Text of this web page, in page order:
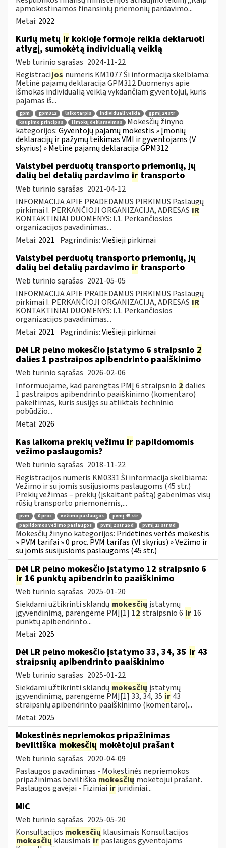
apmokestinamos finansinių priemonių pardavimo...
Metai: 2022
Kurių metų ir kokioje formoje reikia deklaruoti
atlygį, sumokėtą individualią veiklą
Web turinio sąrašas 2024-11-22
Registracijos numeris KM1077 Ši informacija skelbiama:
Metinė pajamų deklaracija GPM312 Duomenys apie
išmokas individualią veiklą vykdančiam gyventojui, kuris
pajamas iš...
gpm gpm312 laikotarpis individuali veikla
gpmį 24 str
kaupimo principas
išmokų deklaravimas
Mokesčių žinyno
kategorijos:Gyventojų pajamų mokestis » Įmonių
deklaracijų ir pažymų teikimas VMI ir gyventojams (V
skyrius) » Metinė pajamų deklaracija GPM312
Valstybei perduotų transporto priemonių, jų
dalių bei detalių pardavimo ir transporto
Web turinio sąrašas 2021-04-12
INFORMACIJA APIE PRADEDAMUS PIRKIMUS Paslaugų
pirkimai I. PERKANČIOJI ORGANIZACIJA, ADRESAS IR
KONTAKTINIAI DUOMENYS: I.1. Perkančiosios
organizacijos pavadinimas...
Metai: 2021 Pagrindinis:Viešieji pirkimai
Valstybei perduotų transporto priemonių, jų
dalių bei detalių pardavimo ir transporto
Web turinio sąrašas 2021-05-05
INFORMACIJA APIE PRADEDAMUS PIRKIMUS Paslaugų
pirkimai I. PERKANČIOJI ORGANIZACIJA, ADRESAS IR
KONTAKTINIAI DUOMENYS: I.1. Perkančiosios
organizacijos pavadinimas...
Metai: 2021 Pagrindinis:Viešieji pirkimai
Dėl LR pelno mokesčio įstatymo 6 straipsnio 2
dalies 1 pastraipos apibendrinto paaiškinimo
Web turinio sąrašas 2026-02-06
Informuojame, kad parengtas PMĮ 6 straipsnio 2 dalies
1 pastraipos apibendrinto paaiškinimo (komentaro)
pakeitimas, kuris susijęs su atliktais techninio
pobūdžio...
Metai: 2026
Kas laikoma prekių vežimu ir papildomomis
vežimo paslaugomis?
Web turinio sąrašas 2018-11-22
Registracijos numeris KM0331 Ši informacija skelbiama:
Vežimo ir su jomis susijusioms paslaugoms (45 str.)
Prekių vežimas – prekių (įskaitant paštą) gabenimas visų
rūšių transporto priemonėmis,...
pvm 0 proc vežimo paslaugos
pvmį 45 str
papildomos vežimo paslaugos
pvmį 2 str 26 d pvmį 13 str 8 d
Mokesčių žinyno kategorijos: Pridėtinės vertės mokestis
» PVM tarifai » 0 proc. PVM tarifas (VI skyrius) » Vežimo ir
su jomis susijusioms paslaugoms (45 str.)
Dėl LR pelno mokesčio įstatymo 12 straipsnio 6
ir 16 punktų apibendrinto paaiškinimo
Web turinio sąrašas 2025-01-20
Siekdami užtikrinti sklandų mokesčių įstatymų
įgyvendinimą, parengėme PMĮ[1] 12straipsnio 6 ir 16
punktų apibendrinto...
Metai: 2025
Dėl LR pelno mokesčio įstatymo 33, 34, 35 ir 43
straipsnių apibendrinto paaiškinimo
Web turinio sąrašas 2025-01-22
Siekdami užtikrinti sklandų mokesčių įstatymų
įgyvendinimą, parengėme PMĮ[1] 33, 34, 35 ir 43
straipsnių apibendrinto paaiškinimo (komentaro)...
Metai: 2025
Mokestinės nepriemokos pripažinimas
beviltiška mokesčių mokėtojui prašant
Web turinio sąrašas 2020-04-09
Paslaugos pavadinimas - Mokestinės nepriemokos
pripažinimas beviltiška mokesčių mokėtojui prašant.
Paslaugos gavėjai - Fiziniaiirjuridiniai...
MIC
Web turinio sąrašas 2025-05-20
Konsultacijos mokesčių klausimais Konsultacijos
mokesčių klausimaisirpaslaugos gyventojams